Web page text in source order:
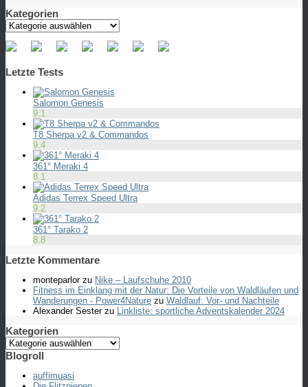
Kategorien
Kategorien
Letzte Tests
Salomon Genesis
9.1
T8 Sherpa v2 & Commandos
9.4
361° Meraki 4
8.1
Adidas Terrex Speed Ultra
9.2
361° Tarako 2
8.8
Letzte Kommentare
monteparlorzu Nike – Laufschuhe 2010
Fitness im Einklang mit der Natur: Die Vorteile von Waldläufen und
Wanderungen - Power4Nature zu Waldlauf: Vor- und Nachteile
Alexander Sesterzu Linkliste: sportliche Adventskalender 2024
Kategorien
Kategorien
Blogroll
auffimuasi